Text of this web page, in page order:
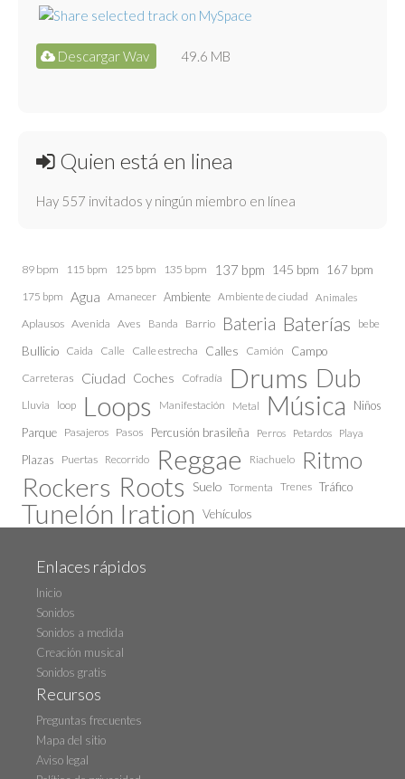
Descargar Wav 49.6 MB
Quien está en linea
Hay 557 invitados y ningún miembro en línea
89 bpm 115 bpm 125 bpm 135 bpm 137 bpm 145 bpm 167 bpm
175 bpm Agua Amanecer Ambiente Ambiente de ciudad Animales
Aplausos Avenida Aves Banda Barrio Bateria Baterías bebe
Bullicio Caida Calle Calle estrecha Calles Camión Campo
Carreteras Ciudad Coches Cofradía Drums Dub
Lluvia loop Loops Manifestación Metal Música
Niños
Parque Pasajeros Pasos Percusión brasileña Perros Petardos Playa
Plazas Puertas Recorrido Reggae Riachuelo Ritmo
Rockers Roots Suelo Tormenta Trenes Tráfico
Tunelón Iration Vehículos
Enlaces rápidos
Inicio
Sonidos
Sonidos a medida
Creación musical
Sonidos gratis
Recursos
Preguntas frecuentes
Mapa del sitio
Aviso legal